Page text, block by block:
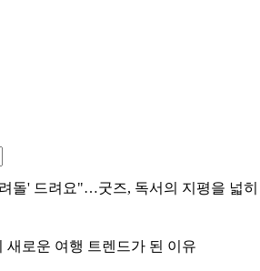
돌' 드려요"…굿즈, 독서의 지평을 넓히
새로운 여행 트렌드가 된 이유